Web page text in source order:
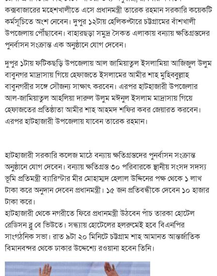
কক্সবাজারের মহেশখালীতে এসে প্রধানমন্ত্রী তারেক রহমান সরকারি কয়েকটি
কর্মসূচিতে অংশ নেবেন। দুপুর ১২টায় হেলিকপ্টারে চট্টগ্রামের বাঁশখালী
উপজেলায় পৌঁছাবেন। বাহারছড়া সমুদ্র সৈকত এলাকায় বন্যায় ক্ষতিগ্রস্তদের
পুনর্বাসন সংক্রান্ত এক অনুষ্ঠানে যোগ দেবেন।
দুপুর ১টায় ফটিকছড়ি উপজেলায় আল জামিয়াতুল ইসলামিয়া আজিজুল উলুম
বাবুনগর মাদ্রাসায় গিয়ে হেফাজতে ইসলামের আমীর শাহ মুহিব্বুল্লাহ
বাবুনগরীর সঙ্গে সৌজন্য সাক্ষাৎ করবেন। এরপর হাটহাজারী উপজেলার
আল-জামিয়াতুল আহলিয়া দারুল উলুম মঈনুল ইসলাম মাদ্রাসায় গিয়ে
হেফাজতের প্রতিষ্ঠাতা আমীর শাহ আহমদ শফির কবর জেয়ারত করবেন।
এরপর হাটহাজারী উপজেলায় যাবেন তারেক রহমান।
হাটহাজারী সরকারি কলেজ মাঠে বন্যায় ক্ষতিগ্রস্তদের পুনর্বাসন সংক্রান্ত
অনুষ্ঠানে যোগ দেবেন। বন্যায় ক্ষতিগ্রস্ত ৩০ পরিবারকে স্থানীয় সংসদ সদস্য
ভূমি প্রতিমন্ত্রী ব্যারিস্টার মীর মোহাম্মদ হেলাল উদ্দিনের পক্ষ থেকে ১ লাখ
টাকা করে অনুদান দেবেন প্রধানমন্ত্রী। ১৫ জন প্রতিবন্ধীকে দেবেন ১০ হাজার
টাকা করে।
হাটহাজারী থেকে নগরীতে ফিরে প্রধানমন্ত্রী উঠবেন পাঁচ তারকা হোটেল
রেডিসন ব্লু বে ভিউতে। সন্ধ্যায় হোটেলের হলরুমেই হবে বিএনপির
সাংগঠনিক সভা। রাত ৯টা ২০ মিনিটে চট্টগ্রাম শাহ আমানত আন্তর্জাতিক
বিমানবন্দর থেকে ঢাকার উদ্দেশ্যে রওয়ানা হবেন তিনি।